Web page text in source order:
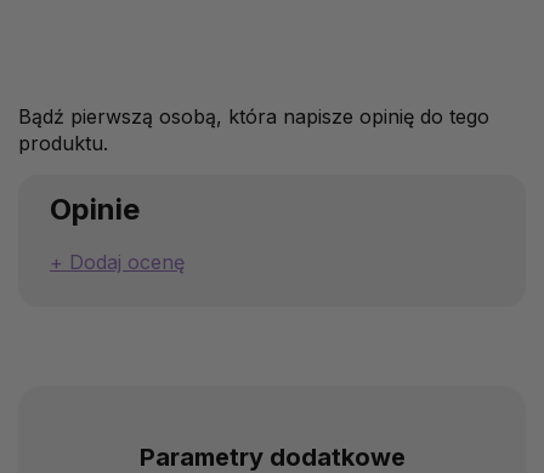
Bądź pierwszą osobą, która napisze opinię do tego
produktu.
Opinie
Dodaj ocenę
Parametry dodatkowe